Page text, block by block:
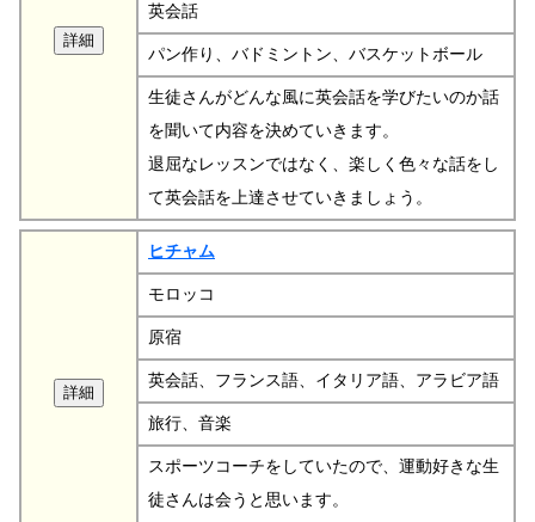
英会話
パン作り、バドミントン、バスケットボール
生徒さんがどんな風に英会話を学びたいのか話
を聞いて内容を決めていきます。
退屈なレッスンではなく、楽しく色々な話をし
て英会話を上達させていきましょう。
ヒチャム
モロッコ
原宿
英会話、フランス語、イタリア語、アラビア語
旅行、音楽
スポーツコーチをしていたので、運動好きな生
徒さんは会うと思います。